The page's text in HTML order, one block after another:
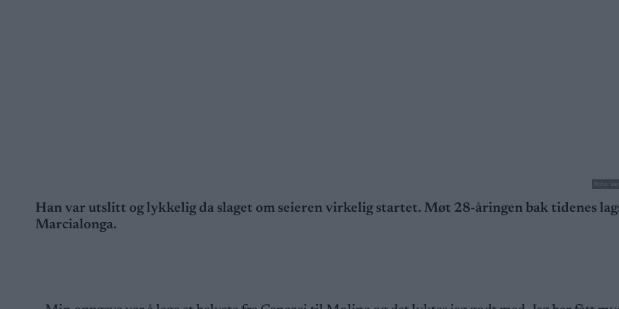
Foto:
Han var utslitt og lykkelig da slaget om seieren virkelig startet. Møt 28-åringen bak tidenes
Marcialonga.